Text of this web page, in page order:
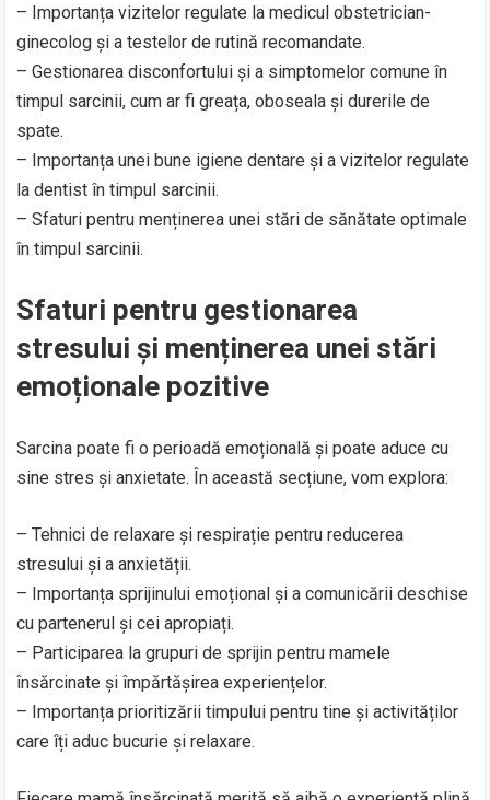
– Importanța vizitelor regulate la medicul obstetrician-
ginecolog și a testelor de rutină recomandate.
– Gestionarea disconfortului și a simptomelor comune în
timpul sarcinii, cum ar fi greața, oboseala și durerile de
spate.
– Importanța unei bune igiene dentare și a vizitelor regulate
la dentist în timpul sarcinii.
– Sfaturi pentru menținerea unei stări de sănătate optimale
în timpul sarcinii.
Sfaturi pentru gestionarea
stresului și menținerea unei stări
emoționale pozitive
Sarcina poate fi o perioadă emoțională și poate aduce cu
sine stres și anxietate. În această secțiune, vom explora:
– Tehnici de relaxare și respirație pentru reducerea
stresului și a anxietății.
– Importanța sprijinului emoțional și a comunicării deschise
cu partenerul și cei apropiați.
– Participarea la grupuri de sprijin pentru mamele
însărcinate și împărtășirea experiențelor.
– Importanța prioritizării timpului pentru tine și activităților
care îți aduc bucurie și relaxare.